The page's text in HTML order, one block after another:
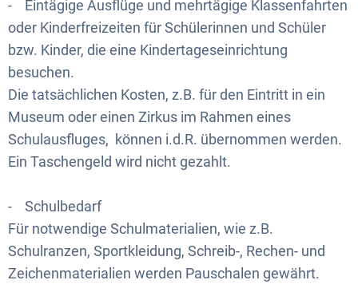
- Eintägige Ausflüge und mehrtägige Klassenfahrten
oder Kinderfreizeiten für Schülerinnen und Schüler
bzw. Kinder, die eine Kindertageseinrichtung
besuchen.
Die tatsächlichen Kosten, z.B. für den Eintritt in ein
Museum oder einen Zirkus im Rahmen eines
Schulausfluges, können i.d.R. übernommen werden.
Ein Taschengeld wird nicht gezahlt.
- Schulbedarf
Für notwendige Schulmaterialien, wie z.B.
Schulranzen, Sportkleidung, Schreib-, Rechen- und
Zeichenmaterialien werden Pauschalen gewährt.